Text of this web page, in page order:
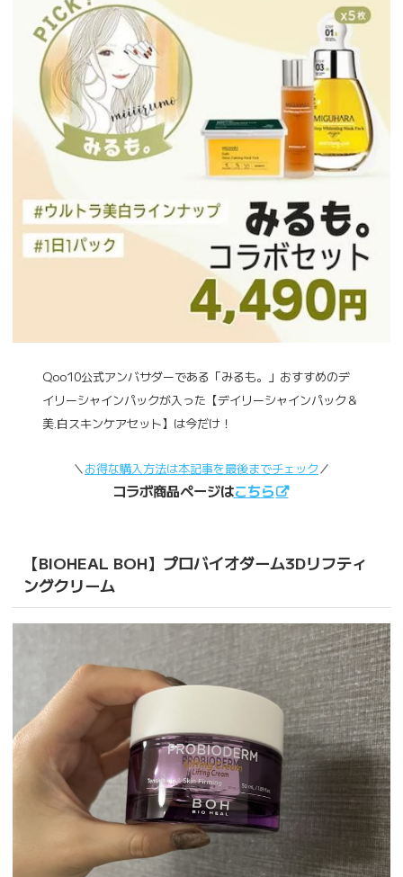
Qoo10公式アンバサダーである「みるも。」おすすめのデ
イリーシャインパックが入った【デイリーシャインパック＆
美.白スキンケアセット】は今だけ！
＼お得な購入方法は本記事を最後までチェック／
コラボ商品ページはこちら
【BIOHEAL BOH】 プロバイオダーム3Dリフティ
ングクリーム